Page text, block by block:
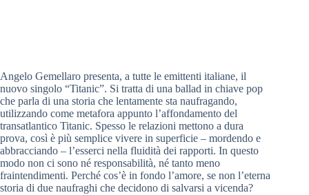
Angelo Gemellaro presenta, a tutte le emittenti italiane, il
nuovo singolo “Titanic”. Si tratta di una ballad in chiave pop
che parla di una storia che lentamente sta naufragando,
utilizzando come metafora appunto l’affondamento del
transatlantico Titanic. Spesso le relazioni mettono a dura
prova, così è più semplice vivere in superficie – mordendo e
abbracciando – l’esserci nella fluidità dei rapporti. In questo
modo non ci sono né responsabilità, né tanto meno
fraintendimenti. Perché cos’è in fondo l’amore, se non l’eterna
storia di due naufraghi che decidono di salvarsi a vicenda?